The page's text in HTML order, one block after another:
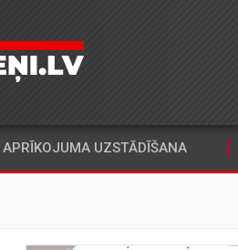
APRĪKOJUMA UZSTĀDĪŠANA